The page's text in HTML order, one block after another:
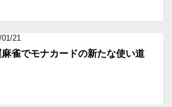
01/21
雀でモナカードの新たな使い道